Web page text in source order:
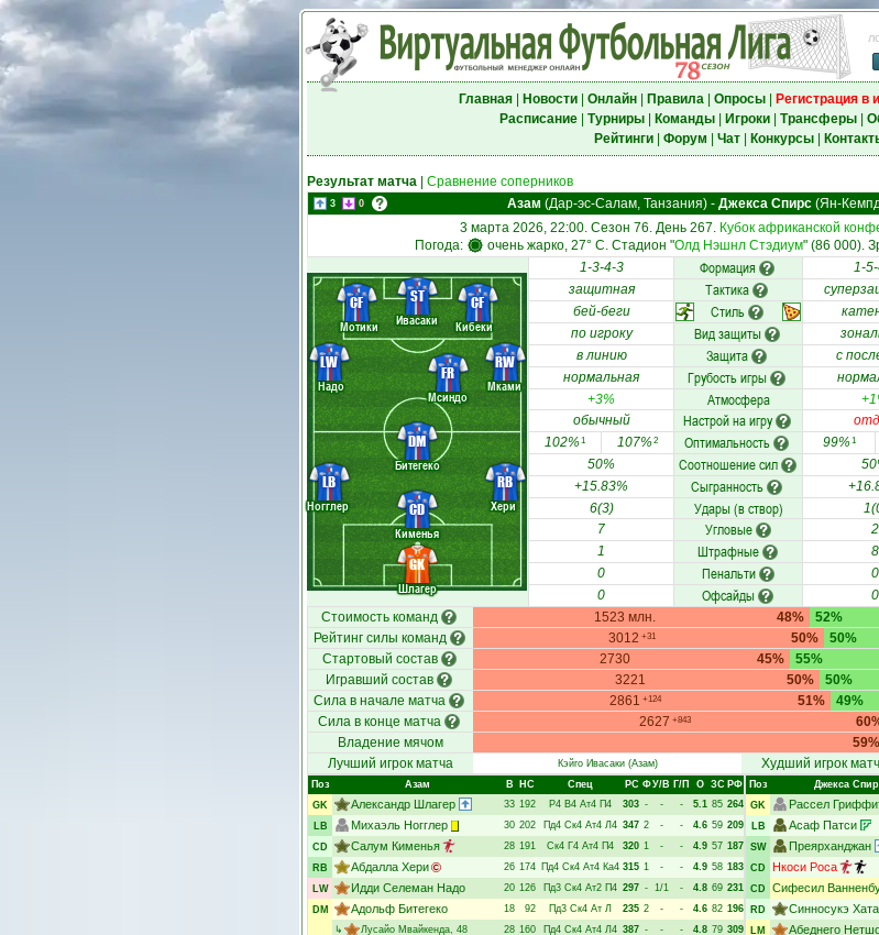
Главная| Новости| Онлайн| Правила| Опросы| Регистрация в
Расписание| Турниры| Команды| Игроки| Трансферы|
Рейтинги| Форум Чат| Конкурсы|
Результат матча Сравнение соперников
3 0 Азам (Дар-эс-Салам, Танзания)- Джекса Спирс(Ян-
3 марта 2026, 22:00. Сезон 76. День 267. Кубок африканской
Погода:
очень жарко, 27° C. Стадион "Олд Нэшнл Стэдиум" (86 000).
Шлагер
Ногглер
Кименья
Хери
Надо
Битегеко
Мсиндо
Мками
Мотики Ивасаки Кибеки
GK
LB
CD
RB
LW
DM
FR
RW
CF ST CF
1-3-4-3 Формация 1-
защитная Тактика
бей-беги
Стиль
по игроку
Вид защиты
в линию
Защита
с
нормальная
Грубость игры
+3%
Атмосфера
обычный
Настрой на игру
102%1 107%2 Оптимальность 99%1
50% Соотношение сил
+15.83%
Сыгранность
6(3)
Удары (в створ)
7
Угловые
2
1
Штрафные
8
0
Пенальти
0
0
Офсайды
0
Стоимость команд
1523 млн. 48%
52%
Рейтинг силы команд
3012 +31 50%
50%
Стартовый состав
2730 45%
55%
Игравший состав
3221 50%
50%
Сила в начале матча
2861 +124 51%
49%
Сила в конце матча
2627 +843
Владение мячом
59%
Лучший игрок матча
Кэйго Ивасаки(Азам) Худший игрок
Поз
Азам В НC Спец РC ФУ/В Г/П О ЗС РФ
GK
Александр Шлагер 33 192 Р4 В4 Ат4 П4 303 - - - 5.1 85 264
LB
Михаэль Ногглер 30 202 Пд4 Ск4 Ат4 Л4 347 2 - - 4.6 59 209
CD
Салум Кименья 28 191 Ск4 Г4 Ат4 П4 320 1 - - 4.9 57 187
RB
Абдалла Хери 26 174 Пд4 Ск4 Ат4 Ка4 315 1 - - 4.9 58 183
LW
Идди Селеман Надо 20 126 Пд3 Ск4 Ат2 П4 297 - 1/1 - 4.8 69 231
DM
Адольф Битегеко 18 92 Пд3 Ск4 Ат Л 235 2 - - 4.6 82 196
↳
Лусайо Мвайкенда, 48 28 160 Пд4 Ск4 Ат4 Л4 387 - - - 4.8 79 309
Поз Джекса
GK
Рассел
LB
Асаф Патси
SW
Преярханджан
CD
Нкоси Роса
CD
Сифесил
RD
Синносукэ
LM
Абеднего